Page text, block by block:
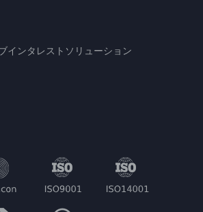
インタレストソリューション